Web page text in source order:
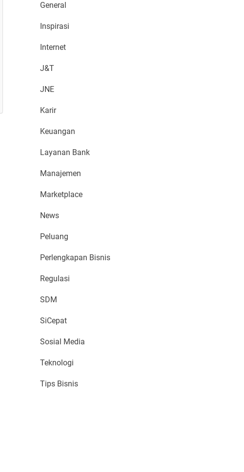
General
Inspirasi
Internet
J&T
JNE
Karir
Keuangan
Layanan Bank
Manajemen
Marketplace
News
Peluang
Perlengkapan Bisnis
Regulasi
SDM
SiCepat
Sosial Media
Teknologi
Tips Bisnis